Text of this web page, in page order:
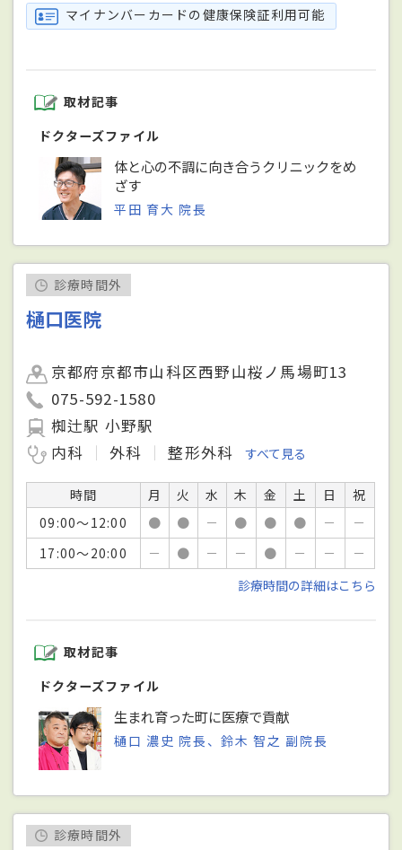
マイナンバーカードの健康保険証利用可能
取材記事
ドクターズファイル
体と心の不調に向き合うクリニックをめ
ざす
平田 育大 院長
診療時間外
樋口医院
京都府京都市山科区西野山桜ノ馬場町13
075-592-1580
椥辻駅 小野駅
内科
外科 整形外科 すべて見る
時間 月 火 水 木 金 土 日
祝
09:00～12:00
● ● － ● ● ● －
－
17:00～20:00
－ ● － － ● － －
－
診療時間の詳細はこちら
取材記事
ドクターズファイル
生まれ育った町に医療で貢献
樋口 濃史 院長、鈴木 智之 副院長
診療時間外